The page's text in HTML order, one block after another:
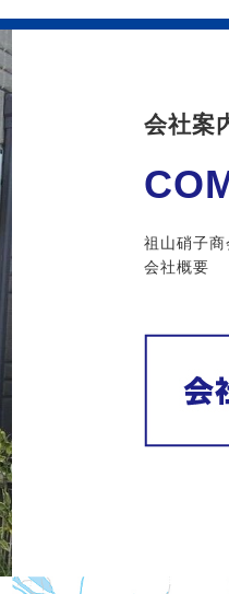
会社案
祖山硝子商
会社概要